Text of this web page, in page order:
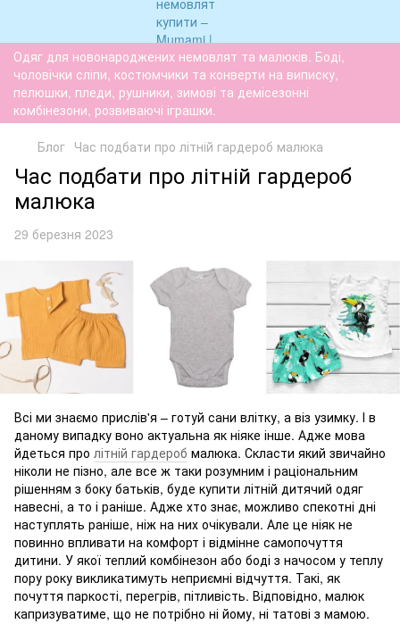
Одяг для новонароджених немовлят та малюків. Боді,
чоловічки сліпи, костюмчики та конверти на виписку,
пелюшки, пледи, рушники, зимові та демісезонні
комбінезони, розвиваючі іграшки.
Блог Час подбати про літній гардероб малюка
Час подбати про літній гардероб
малюка
29 березня 2023
Всі ми знаємо прислів'я – готуй сани влітку, а віз узимку. І в
даному випадку воно актуальна як ніяке інше. Адже мова
йдеться про літній гардероб малюка. Скласти який звичайно
ніколи не пізно, але все ж таки розумним і раціональним
рішенням з боку батьків, буде купити літній дитячий одяг
навесні, а то і раніше. Адже хто знає, можливо спекотні дні
наступлять раніше, ніж на них очікували. Але це ніяк не
повинно впливати на комфорт і відмінне самопочуття
дитини. У якої теплий комбінезон або боді з начосом у теплу
пору року викликатимуть неприємні відчуття. Такі, як
почуття паркості, перегрів, пітливість. Відповідно, малюк
капризуватиме, що не потрібно ні йому, ні татові з мамою.